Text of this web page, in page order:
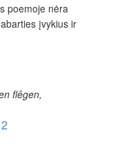
poemoje nėra
įvykius ir
flêgen,